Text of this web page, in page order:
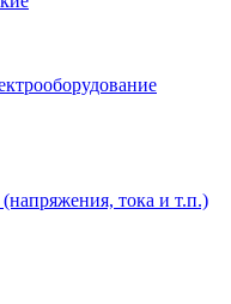
тока и т.п.)